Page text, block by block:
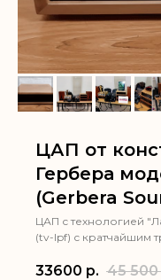
ЦАП от
Гербера
(Gerbera
ЦАП с технологией
(tv-lpf) с кратчайшим
33600 р. 45 500